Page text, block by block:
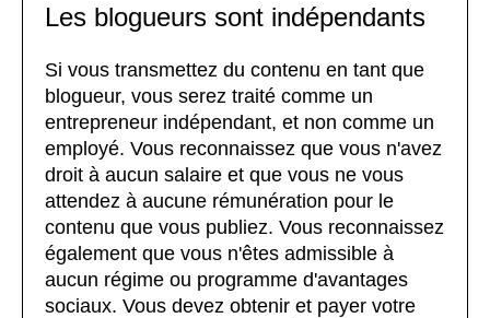
Les blogueurs sont indépendants
Si vous transmettez du contenu en tant que
blogueur, vous serez traité comme un
entrepreneur indépendant, et non comme un
employé. Vous reconnaissez que vous n'avez
droit à aucun salaire et que vous ne vous
attendez à aucune rémunération pour le
contenu que vous publiez. Vous reconnaissez
également que vous n'êtes admissible à
aucun régime ou programme d'avantages
sociaux. Vous devez obtenir et payer votre